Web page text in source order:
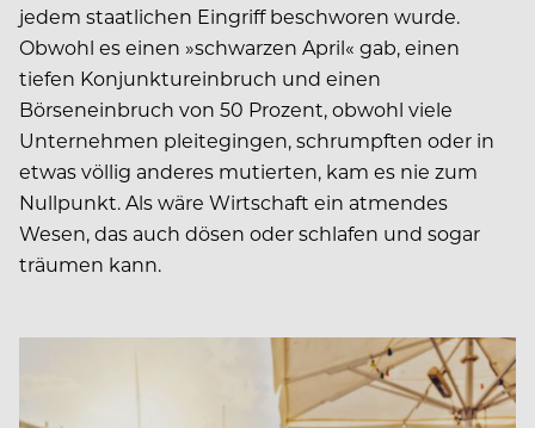
jedem staatlichen Eingriff beschworen wurde.
Obwohl es einen »schwarzen April« gab, einen
tiefen Konjunktureinbruch und einen
Börseneinbruch von 50 Prozent, obwohl viele
Unternehmen pleitegingen, schrumpften oder in
etwas völlig anderes mutierten, kam es nie zum
Nullpunkt. Als wäre Wirtschaft ein atmendes
Wesen, das auch dösen oder schlafen und sogar
träumen kann.